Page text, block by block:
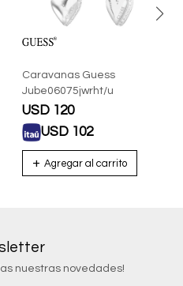
Caravanas Guess
Jube06075jwrht/u
USD 120
USD 102
nuestras novedades!